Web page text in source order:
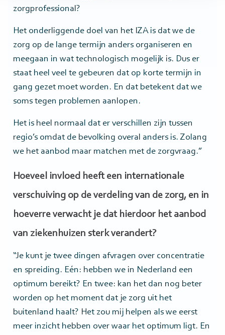
zorgprofessional?
Het onderliggende doel van het IZA is dat we de
zorg op de lange termijn anders organiseren en
meegaan in wat technologisch mogelijk is. Dus er
staat heel veel te gebeuren dat op korte termijn in
gang gezet moet worden. En dat betekent dat we
soms tegen problemen aanlopen.
Het is heel normaal dat er verschillen zijn tussen
regio’s omdat de bevolking overal anders is. Zolang
we het aanbod maar matchen met de zorgvraag.”
Hoeveel invloed heeft een internationale
verschuiving op de verdeling van de zorg, en in
hoeverre verwacht je dat hierdoor het aanbod
van ziekenhuizen sterk verandert?
“Je kunt je twee dingen afvragen over concentratie
en spreiding. Eén: hebben we in Nederland een
optimum bereikt? En twee: kan het dan nog beter
worden op het moment dat je zorg uit het
buitenland haalt? Het zou mij helpen als we eerst
meer inzicht hebben over waar het optimum ligt. En